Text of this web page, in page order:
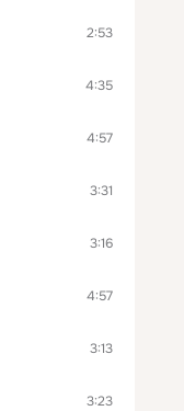
2:53
4:35
4:57
3:31
3:16
4:57
3:13
3:23